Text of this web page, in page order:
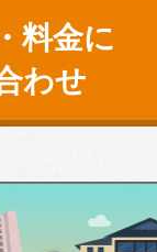
料金に
わせ